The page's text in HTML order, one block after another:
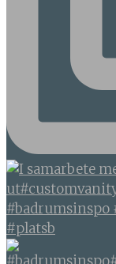
#badrumsinspo
#platsb